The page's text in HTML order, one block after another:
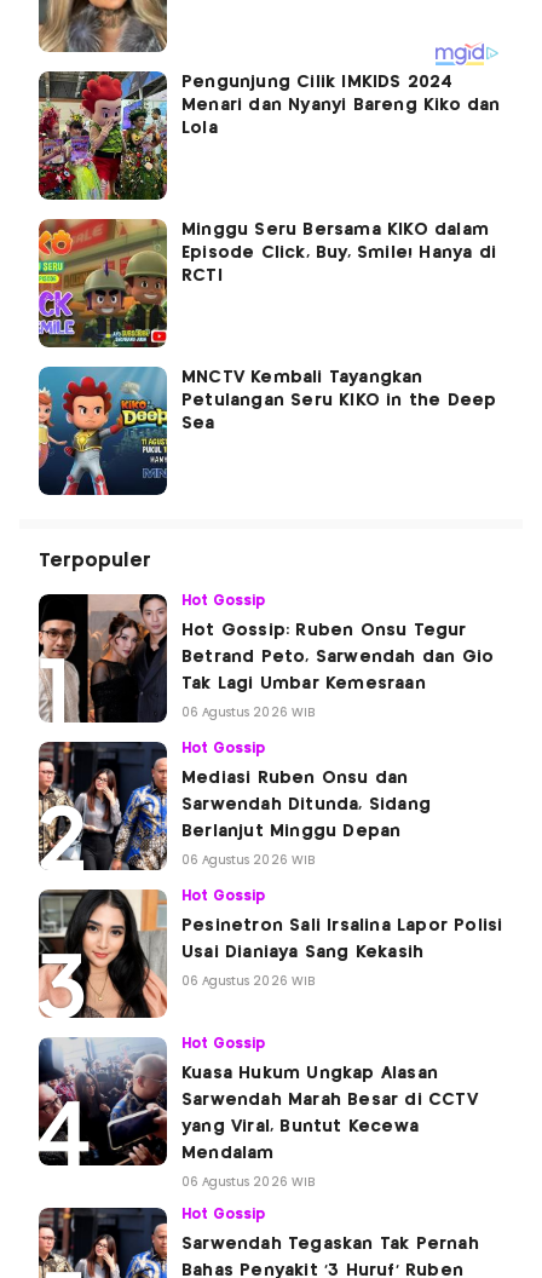
Pengunjung Cilik IMKIDS 2024
Menari dan Nyanyi Bareng Kiko dan
Lola
Minggu Seru Bersama KIKO dalam
Episode Click, Buy, Smile! Hanya di
RCTI
MNCTV Kembali Tayangkan
Petulangan Seru KIKO in the Deep
Sea
Terpopuler
Hot Gossip
Hot Gossip: Ruben Onsu Tegur
Betrand Peto, Sarwendah dan Gio
Tak Lagi Umbar Kemesraan
06 Agustus 2026 WIB
Hot Gossip
Mediasi Ruben Onsu dan
Sarwendah Ditunda, Sidang
Berlanjut Minggu Depan
06 Agustus 2026 WIB
Hot Gossip
Pesinetron Sali Irsalina Lapor Polisi
Usai Dianiaya Sang Kekasih
06 Agustus 2026 WIB
Hot Gossip
Kuasa Hukum Ungkap Alasan
Sarwendah Marah Besar di CCTV
yang Viral, Buntut Kecewa
Mendalam
06 Agustus 2026 WIB
Hot Gossip
Sarwendah Tegaskan Tak Pernah
Bahas Penyakit '3 Huruf' Ruben